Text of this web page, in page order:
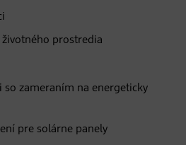
životného prostredia
so zameraním na energeticky
pre solárne panely